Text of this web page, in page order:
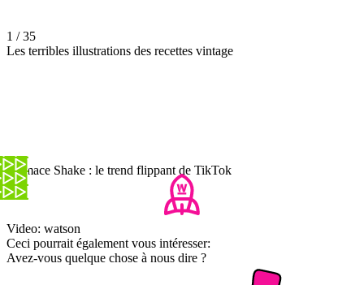
1 / 35
Les terribles illustrations des recettes vintage
Grimace Shake : le trend flippant de TikTok
Video: watson
Ceci pourrait également vous intéresser:
Avez-vous quelque chose à nous dire ?